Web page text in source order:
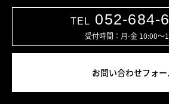
TEL 052-684-
受付時間：月-金 10:00〜
お問い合わせフォー